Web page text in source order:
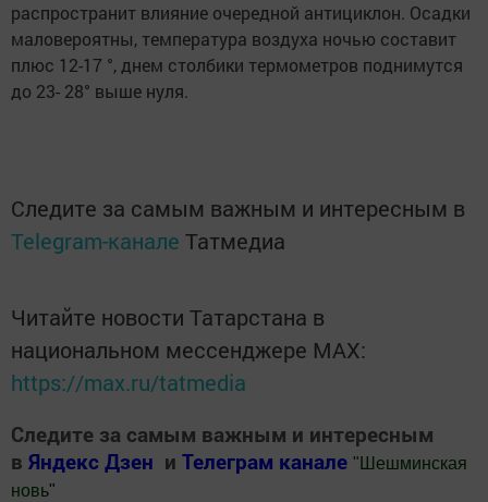
распространит влияние очередной антициклон. Осадки
маловероятны, температура воздуха ночью составит
плюс 12-17 °, днем столбики термометров поднимутся
до 23- 28° выше нуля.
Следите за самым важным и интересным в
Telegram-канале Татмедиа
Читайте новости Татарстана в
национальном мессенджере MАХ:
https://max.ru/tatmedia
Следите за самым важным и интересным
в Яндекс Дзен и Телеграм канале " Шешминская
новь"